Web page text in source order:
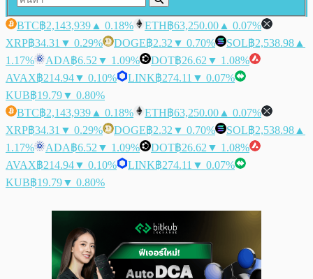
BTC฿2,143,939 ▲ 0.18% ETH฿63,250.00 ▲ 0.07%
XRP฿34.31 ▼ 0.29% DOGE฿2.32 ▼ 0.70% SOL฿2,538.98 ▲
1.17%
ADA฿6.52 ▼ 1.09% DOT฿26.62 ▼ 1.08%
AVAX฿214.94▼ 0.10% LINK฿274.11 ▼ 0.07%
KUB฿19.79▼ 0.80%
BTC฿2,143,939 ▲ 0.18% ETH฿63,250.00 ▲ 0.07%
XRP฿34.31 ▼ 0.29% DOGE฿2.32 ▼ 0.70% SOL฿2,538.98 ▲
1.17%
ADA฿6.52 ▼ 1.09% DOT฿26.62 ▼ 1.08%
AVAX฿214.94▼ 0.10% LINK฿274.11 ▼ 0.07%
KUB฿19.79▼ 0.80%